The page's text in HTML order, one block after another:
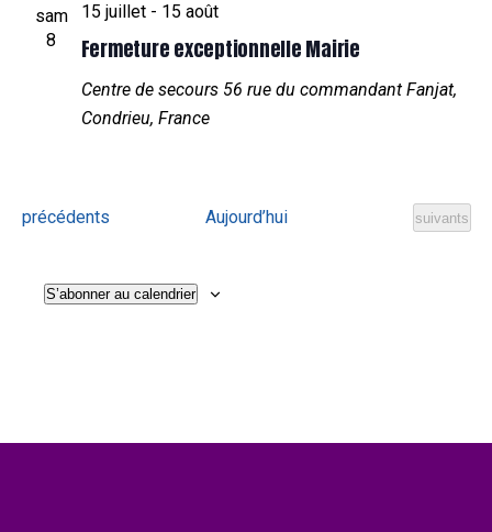
de
vues
sam
8
Fermeture exceptionnelle Mairie
15 juillet- 15 août
Centre de secours 56 rue du commandant Fanjat,
Condrieu, France
Évènements
précédents Aujourd’hui suivants
S’abonner au calendrier